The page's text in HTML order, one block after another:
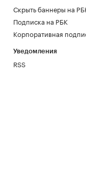
Скрыть баннеры на
Подписка на РБК
Корпоративная
Уведомления
RSS